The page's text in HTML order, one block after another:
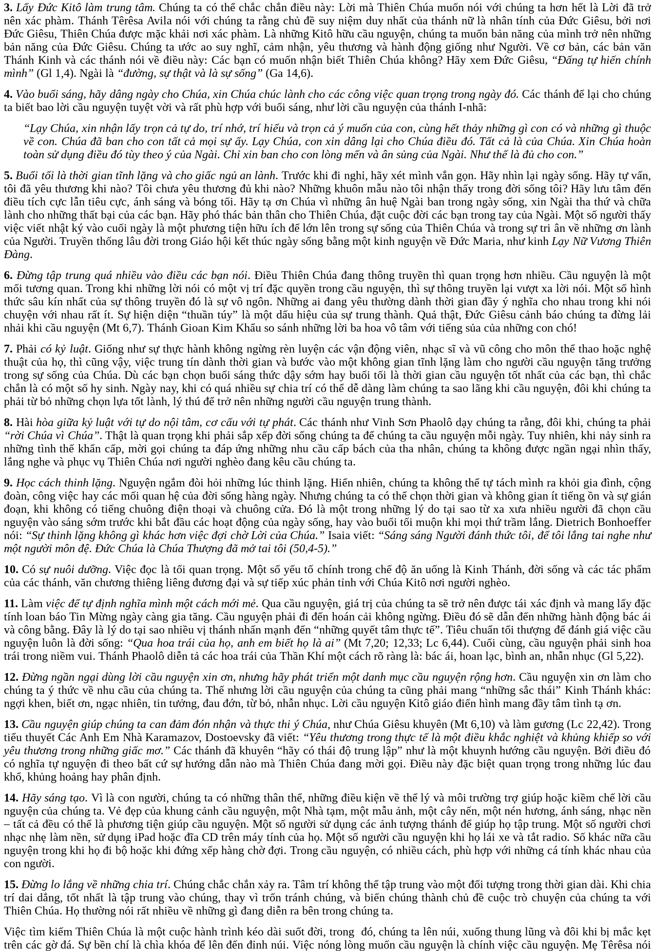
3. Lấy Đức Kitô làm trung tâm. Chúng ta có thể chắc chắn điều này: Lời mà Thiên Chúa muốn nói với chúng ta hơn hết là Lời đã trở
nên xác phàm. Thánh Têrêsa Avila nói với chúng ta rằng chủ đề suy niệm duy nhất của thánh nữ là nhân tính của Đức Giêsu, bởi nơi
Đức Giêsu, Thiên Chúa được mặc khải nơi xác phàm. Là những Kitô hữu cầu nguyện, chúng ta muốn bản năng của mình trở nên những
bản năng của Đức Giêsu. Chúng ta ước ao suy nghĩ, cảm nhận, yêu thương và hành động giống như Người. Về cơ bản, các bản văn
Thánh Kinh và các thánh nói về điều này: Các bạn có muốn nhận biết Thiên Chúa không? Hãy xem Đức Giêsu, “Đấng tự hiến chính
mình” (Gl 1,4). Ngài là “đường, sự thật và là sự sống” (Ga 14,6).
4. Vào buổi sáng, hãy dâng ngày cho Chúa, xin Chúa chúc lành cho các công việc quan trọng trong ngày đó. Các thánh để lại cho chúng
ta biết bao lời cầu nguyện tuyệt vời và rất phù hợp với buổi sáng, như lời cầu nguyện của thánh I-nhã:
“Lạy Chúa, xin nhận lấy trọn cả tự do, trí nhớ, trí hiểu và trọn cả ý muốn của con, cùng hết thảy những gì con có và những gì thuộc
về con. Chúa đã ban cho con tất cả mọi sự ấy. Lạy Chúa, con xin dâng lại cho Chúa điều đó. Tất cả là của Chúa. Xin Chúa hoàn
toàn sử dụng điều đó tùy theo ý của Ngài. Chỉ xin ban cho con lòng mến và ân sủng của Ngài. Như thế là đủ cho con.”
5. Buổi tối là thời gian tĩnh lặng và cho giấc ngủ an lành. Trước khi đi nghỉ, hãy xét mình vắn gọn. Hãy nhìn lại ngày sống. Hãy tự vấn,
tôi đã yêu thương khi nào? Tôi chưa yêu thương đủ khi nào? Những khuôn mẫu nào tôi nhận thấy trong đời sống tôi? Hãy lưu tâm đến
điều tích cực lẫn tiêu cực, ánh sáng và bóng tối. Hãy tạ ơn Chúa vì những ân huệ Ngài ban trong ngày sống, xin Ngài tha thứ và chữa
lành cho những thất bại của các bạn. Hãy phó thác bản thân cho Thiên Chúa, đặt cuộc đời các bạn trong tay của Ngài. Một số người thấy
việc viết nhật ký vào cuối ngày là một phương tiện hữu ích để lớn lên trong sự sống của Thiên Chúa và trong sự tri ân về những ơn lành
của Người. Truyền thống lâu đời trong Giáo hội kết thúc ngày sống bằng một kinh nguyện về Đức Maria, như kinh Lạy Nữ Vương Thiên
Đàng.
6. Đừng tập trung quá nhiều vào điều các bạn nói. Điều Thiên Chúa đang thông truyền thì quan trọng hơn nhiều. Cầu nguyện là một
mối tương quan. Trong khi những lời nói có một vị trí đặc quyền trong cầu nguyện, thì sự thông truyền lại vượt xa lời nói. Một số hình
thức sâu kín nhất của sự thông truyền đó là sự vô ngôn. Những ai đang yêu thường dành thời gian đầy ý nghĩa cho nhau trong khi nói
chuyện với nhau rất ít. Sự hiện diện “thuần túy” là một dấu hiệu của sự trung thành. Quả thật, Đức Giêsu cảnh báo chúng ta đừng lải
nhải khi cầu nguyện (Mt 6,7). Thánh Gioan Kim Khẩu so sánh những lời ba hoa vô tâm với tiếng sủa của những con chó!
7. Phải có kỷ luật. Giống như sự thực hành không ngừng rèn luyện các vận động viên, nhạc sĩ và vũ công cho môn thể thao hoặc nghệ
thuật của họ, thì cũng vậy, việc trung tín dành thời gian và bước vào một không gian tĩnh lặng làm cho người cầu nguyện tăng trưởng
trong sự sống của Chúa. Dù các bạn chọn buổi sáng thức dậy sớm hay buổi tối là thời gian cầu nguyện tốt nhất của các bạn, thì chắc
chắn là có một số hy sinh. Ngày nay, khi có quá nhiều sự chia trí có thể dễ dàng làm chúng ta sao lãng khi cầu nguyện, đôi khi chúng ta
phải từ bỏ những chọn lựa tốt lành, lý thú để trở nên những người cầu nguyện trung thành.
8. Hài hòa giữa kỷ luật với tự do nội tâm, cơ cấu với tự phát. Các thánh như Vinh Sơn Phaolô dạy chúng ta rằng, đôi khi, chúng ta phải
“rời Chúa vì Chúa”. Thật là quan trọng khi phải sắp xếp đời sống chúng ta để chúng ta cầu nguyện mỗi ngày. Tuy nhiên, khi nảy sinh ra
những tình thế khẩn cấp, mời gọi chúng ta đáp ứng những nhu cầu cấp bách của tha nhân, chúng ta không được ngần ngại nhìn thấy,
lắng nghe và phục vụ Thiên Chúa nơi người nghèo đang kêu cầu chúng ta.
9. Học cách thinh lặng. Nguyện ngắm đòi hỏi những lúc thinh lặng. Hiển nhiên, chúng ta không thể tự tách mình ra khỏi gia đình, cộng
đoàn, công việc hay các mối quan hệ của đời sống hàng ngày. Nhưng chúng ta có thể chọn thời gian và không gian ít tiếng ồn và sự gián
đoạn, khi không có tiếng chuông điện thoại và chuông cửa. Đó là một trong những lý do tại sao từ xa xưa nhiều người đã chọn cầu
nguyện vào sáng sớm trước khi bắt đầu các hoạt động của ngày sống, hay vào buổi tối muộn khi mọi thứ trầm lắng. Dietrich Bonhoeffer
nói: “Sự thinh lặng không gì khác hơn việc đợi chờ Lời của Chúa.” Isaia viết: “Sáng sáng Người đánh thức tôi, để tôi lắng tai nghe như
một người môn đệ. Đức Chúa là Chúa Thượng đã mở tai tôi (50,4-5).”
10. Có sự nuôi dưỡng. Việc đọc là tối quan trọng. Một số yếu tố chính trong chế độ ăn uống là Kinh Thánh, đời sống và các tác phẩm
của các thánh, văn chương thiêng liêng đương đại và sự tiếp xúc phản tỉnh với Chúa Kitô nơi người nghèo.
11. Làm việc để tự định nghĩa mình một cách mới mẻ. Qua cầu nguyện, giá trị của chúng ta sẽ trở nên được tái xác định và mang lấy đặc
tính loan báo Tin Mừng ngày càng gia tăng. Cầu nguyện phải đi đến hoán cải không ngừng. Điều đó sẽ dẫn đến những hành động bác ái
và công bằng. Đây là lý do tại sao nhiều vị thánh nhấn mạnh đến “những quyết tâm thực tế”. Tiêu chuẩn tối thượng để đánh giá việc cầu
nguyện luôn là đời sống: “Qua hoa trái của họ, anh em biết họ là ai” (Mt 7,20; 12,33; Lc 6,44). Cuối cùng, cầu nguyện phải sinh hoa
trái trong niềm vui. Thánh Phaolô diễn tả các hoa trái của Thần Khí một cách rõ ràng là: bác ái, hoan lạc, bình an, nhẫn nhục (Gl 5,22).
12. Đừng ngần ngại dùng lời cầu nguyện xin ơn, nhưng hãy phát triển mộtdanh mụccầu nguyện rộng hơn. Cầu nguyện xin ơn làm cho
chúng ta ý thức về nhu cầu của chúng ta. Thế nhưng lời cầu nguyện của chúng ta cũng phải mang “những sắc thái” Kinh Thánh khác:
ngợi khen, biết ơn, ngạc nhiên, tin tưởng, đau đớn, từ bỏ, nhẫn nhục. Lời cầu nguyện Kitô giáo điển hình mang đầy tâm tình tạ ơn.
13. Cầu nguyện giúp chúng ta can đảm đón nhận và thực thi ý Chúa, như Chúa Giêsu khuyên (Mt 6,10) và làm gương (Lc 22,42). Trong
tiểu thuyết Các Anh Em Nhà Karamazov, Dostoevsky đã viết: “Yêu thươngtrong thực tế là một điều khắc nghiệt và khủng khiếp so với
yêu thươngtrong những giấc mơ.” Các thánh đã khuyên “hãy có thái độ trung lập” như là một khuynh hướng cầu nguyện. Bởi điều đó
có nghĩa tự nguyện đi theo bất cứ sự hướng dẫn nào mà Thiên Chúa đang mời gọi. Điều này đặc biệt quan trọng trong những lúc đau
khổ, khủng hoảng hay phân định.
14. Hãy sáng tạo. Vì là con người, chúng ta có những thân thể, những điều kiện về thể lý và môi trường trợ giúp hoặc kiềm chế lời cầu
nguyện của chúng ta. Vẻ đẹp của khung cảnh cầu nguyện, một Nhà tạm, một mẫu ảnh, một cây nến, một nén hương, ánh sáng, nhạc nền
– tất cả đều có thể là phương tiện giúp cầu nguyện. Một số người sử dụng các ảnh tượng thánh để giúp họ tập trung. Một số người chơi
nhạc nhẹ làm nền, sử dụng iPad hoặc đĩa CD trên máy tính của họ. Một số người cầu nguyện khi họ lái xe và tắt radio. Số khác nữa cầu
nguyện trong khi họ đi bộ hoặc khi đứng xếp hàng chờ đợi. Trong cầu nguyện, có nhiều cách, phù hợp với những cá tính khác nhau của
con người.
15. Đừng lo lắng về những chia trí. Chúng chắc chắn xảy ra. Tâm trí không thể tập trung vào một đối tượng trong thời gian dài. Khi chia
trí dai dẳng, tốt nhất là tập trung vào chúng, thay vì trốn tránh chúng, và biến chúng thành chủ đề cuộc trò chuyện của chúng ta với
Thiên Chúa. Họ thường nói rất nhiều về những gì đang diễn ra bên trong chúng ta.
Việc tìm kiếm Thiên Chúa là một cuộc hành trình kéo dài suốt đời, trong đó, chúng ta lên núi, xuống thung lũng và đôi khi bị mắc kẹt
trên các gờ đá. Sự bền chí là chìa khóa để lên đến đỉnh núi. Việc nóng lòng muốn cầu nguyện là chính việc cầu nguyện. Mẹ Têrêsa nói